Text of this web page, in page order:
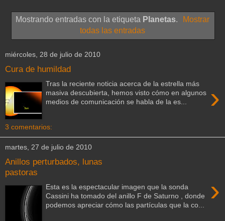
Mostrando entradas con la etiqueta Planetas.
Mostrar
todas las entradas
miércoles, 28 de julio de 2010
Cura de humildad
›
Tras la reciente noticia acerca de la estrella más
masiva descubierta, hemos visto cómo en algunos
medios de comunicación se habla de la es...
3 comentarios:
martes, 27 de julio de 2010
Anillos perturbados, lunas
pastoras
›
Esta es la espectacular imagen que la sonda
Cassini ha tomado del anillo F de Saturno , donde
podemos apreciar cómo las partículas que la co...